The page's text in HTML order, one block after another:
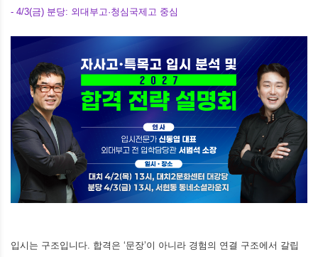
- 4/3(금) 분당: 외대부고·청심국제고 중심
입시는 구조입니다. 합격은 ‘문장’이 아니라 경험의 연결 구조에서 갈립